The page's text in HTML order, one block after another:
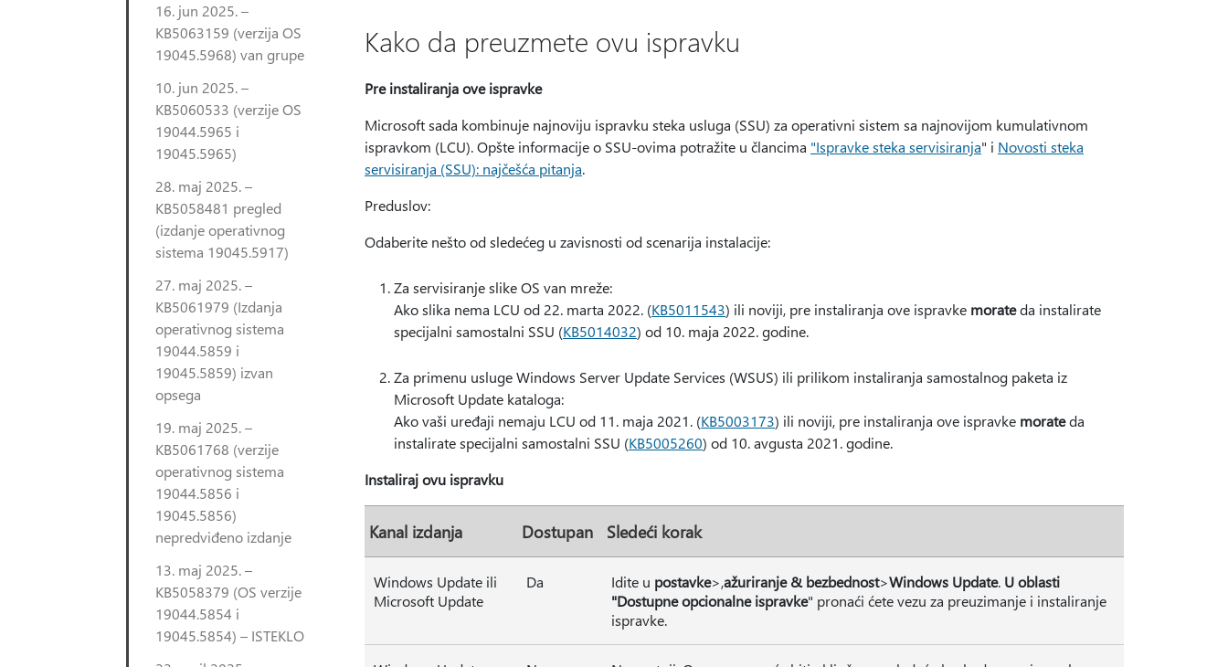
16. jun 2025. –
KB5063159 (verzija OS
19045.5968) van grupe
10. jun 2025. –
KB5060533 (verzije OS
19044.5965 i
19045.5965)
28. maj 2025. –
KB5058481 pregled
(izdanje operativnog
sistema 19045.5917)
27. maj 2025. –
KB5061979 (Izdanja
operativnog sistema
19044.5859 i
19045.5859) izvan
opsega
19. maj 2025. –
KB5061768 (verzije
operativnog sistema
19044.5856 i
19045.5856)
nepredviđeno izdanje
13. maj 2025. –
KB5058379 (OS verzije
19044.5854 i
19045.5854) – ISTEKLO
Kako da preuzmete ovu ispravku
Pre instaliranja ove ispravke
Microsoft sada kombinuje najnoviju ispravku steka usluga (SSU) za operativni sistem sa najnovijom kumulativnom
ispravkom (LCU). Opšte informacije o SSU-ovima potražite u člancima "Ispravke steka servisiranja" i Novosti steka
servisiranja (SSU): najčešća pitanja.
Preduslov:
Odaberite nešto od sledećeg u zavisnosti od scenarija instalacije:
Za servisiranje slike OS van mreže:
Ako slika nema LCU od 22. marta 2022. (KB5011543) ili noviji, pre instaliranja ove ispravke morateda instalirate
specijalni samostalni SSU (KB5014032) od 10. maja 2022. godine.
Za primenu usluge Windows Server Update Services (WSUS) ili prilikom instaliranja samostalnog paketa iz
Microsoft Update kataloga:
Ako vaši uređaji nemaju LCU od 11. maja 2021. (KB5003173) ili noviji, pre instaliranja ove ispravke morateda
instalirate specijalni samostalni SSU (KB5005260) od 10. avgusta 2021. godine.
Instaliraj ovu ispravku
Kanal izdanja Dostupan Sledeći korak
Windows Update ili
Microsoft Update
Da Idite u postavke>,ažuriranje & bezbednost>Windows Update. U oblasti
"Dostupne opcionalne ispravke" pronaći ćete vezu za preuzimanje i instaliranje
ispravke.